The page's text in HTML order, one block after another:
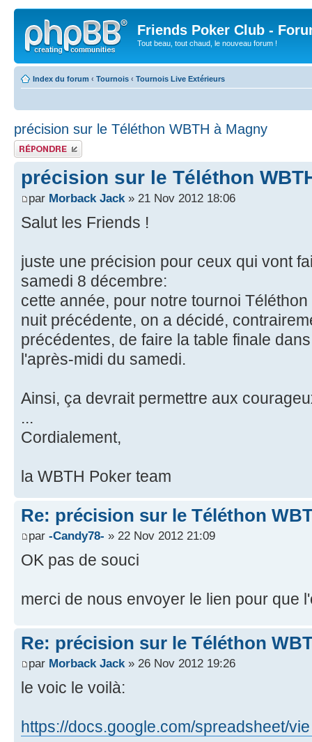
Friends Poker Club -
Tout beau, tout chaud, le nouveau forum !
Index du forum ‹ Tournois ‹ Tournois Live Extérieurs
précision sur le Téléthon WBTH à Magny
Publier une réponse
précision sur le Téléthon
par Morback Jack » 21 Nov 2012 18:06
Salut les Friends !
juste une précision pour ceux qui vont
samedi 8 décembre:
cette année, pour notre tournoi
nuit précédente, on a décidé,
précédentes, de faire la table finale
l'après-midi du samedi.
Ainsi, ça devrait permettre aux
...
Cordialement,
la WBTH Poker team
Re: précision sur le Téléthon
par -Candy78- » 22 Nov 2012 21:09
OK pas de souci
merci de nous envoyer le lien pour que
Re: précision sur le Téléthon
par Morback Jack» 26 Nov 2012 19:26
le voic le voilà:
https://docs.google.com/spreadsheet/